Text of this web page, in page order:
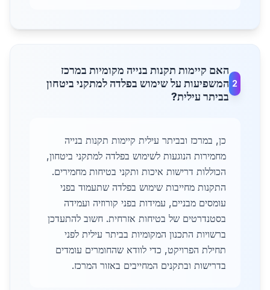
2
האם קיימות תקנות בנייה מקומיות במרכז
המשפיעות על שימוש בפלדה למתקני ביטחון
בביתר עילית?
כן, במרכז ובביתר עילית קיימות תקנות בנייה
מחמירות הנוגעות לשימוש בפלדה למתקני ביטחון,
הכוללות דרישות איכות ותקני בטיחות מחמירים.
התקנות מחייבות שימוש בפלדה שתעמוד בפני
עומסים מבניים, עמידות בפני קורוזיה ועמידה
בסטנדרטים של בטיחות אזרחית. חשוב להתעדכן
ברשויות התכנון המקומיות בביתר עילית לפני
תחילת הפרויקט, כדי לוודא שהחומרים עומדים
בדרישות ובתקנים המחייבים באזור המרכז.